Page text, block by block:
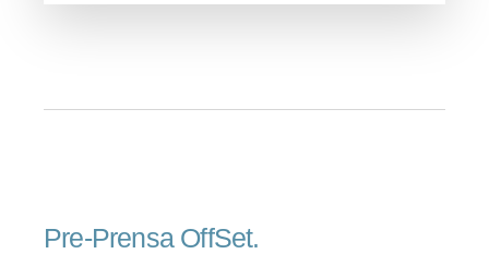
Pre-Prensa OffSet.